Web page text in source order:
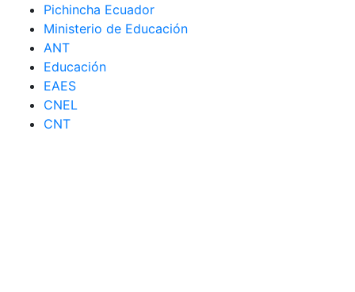
Pichincha Ecuador
Ministerio de Educación
ANT
Educación
EAES
CNEL
CNT